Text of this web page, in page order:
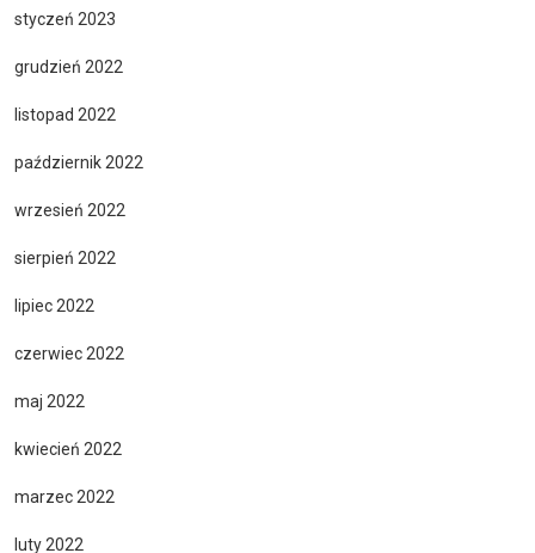
styczeń 2023
grudzień 2022
listopad 2022
październik 2022
wrzesień 2022
sierpień 2022
lipiec 2022
czerwiec 2022
maj 2022
kwiecień 2022
marzec 2022
luty 2022